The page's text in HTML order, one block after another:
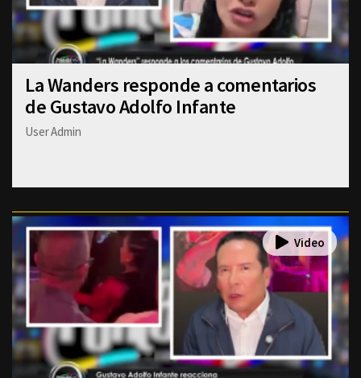
La Wanders responde a comentarios
de Gustavo Adolfo Infante
User Admin